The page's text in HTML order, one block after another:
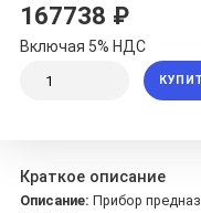
167738 ₽
Включая 5% НДС
Краткое описание
Описание: Прибор